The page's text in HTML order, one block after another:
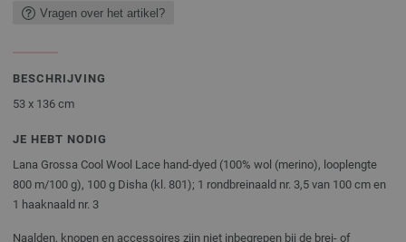
Vragen over het artikel?
BESCHRIJVING
53 x 136 cm
JE HEBT NODIG
Lana Grossa Cool Wool Lace hand-dyed (100% wol (merino), looplengte
800 m/100 g), 100 g Disha (kl. 801); 1 rondbreinaald nr. 3,5 van 100 cm en
1 haaknaald nr. 3
Naalden, knopen en accessoires zijn niet inbegrepen bij de brei- of